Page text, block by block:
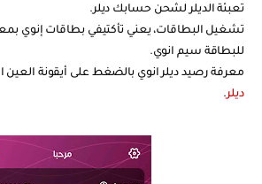
تعبئة الديلر لشحن حسابك ديلر.
تشغيل البطاقات، يعني تأكتيفي بطاقات إنوي
للبطاقة سيم انوي.
معرفة رصيد ديلر انوي بالضغط على أيقونة العين
ديلر.